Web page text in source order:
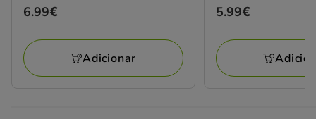
Preço
6.99€
Adicionar
Preço
5.99€